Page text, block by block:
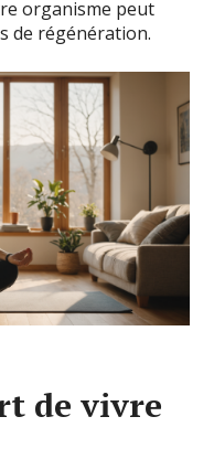
organisme peut
de régénération.
de vivre